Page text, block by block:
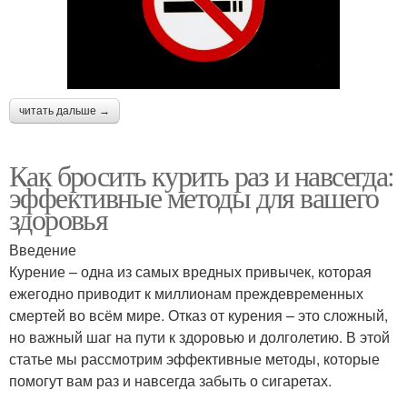
читать дальше →
Как бросить курить раз и навсегда:
эффективные методы для вашего
здоровья
Введение
Курение – одна из самых вредных привычек, которая
ежегодно приводит к миллионам преждевременных
смертей во всём мире. Отказ от курения – это сложный,
но важный шаг на пути к здоровью и долголетию. В этой
статье мы рассмотрим эффективные методы, которые
помогут вам раз и навсегда забыть о сигаретах.